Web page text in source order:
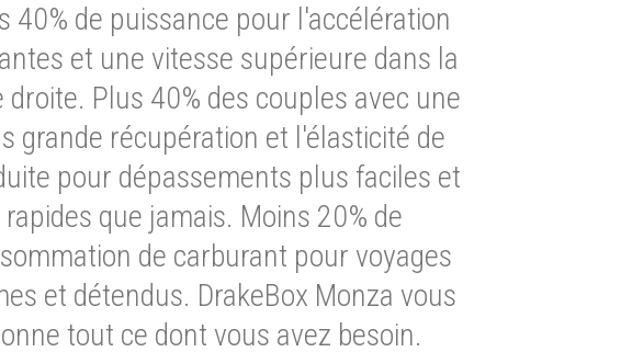
40% de puissance pour l'accélération
et une vitesse supérieure dans la
droite. Plus 40% des couples avec une
grande récupération et l'élasticité de
pour dépassements plus faciles et
rapides que jamais. Moins 20% de
de carburant pour voyages
et détendus. DrakeBox Monza vous
tout ce dont vous avez besoin.